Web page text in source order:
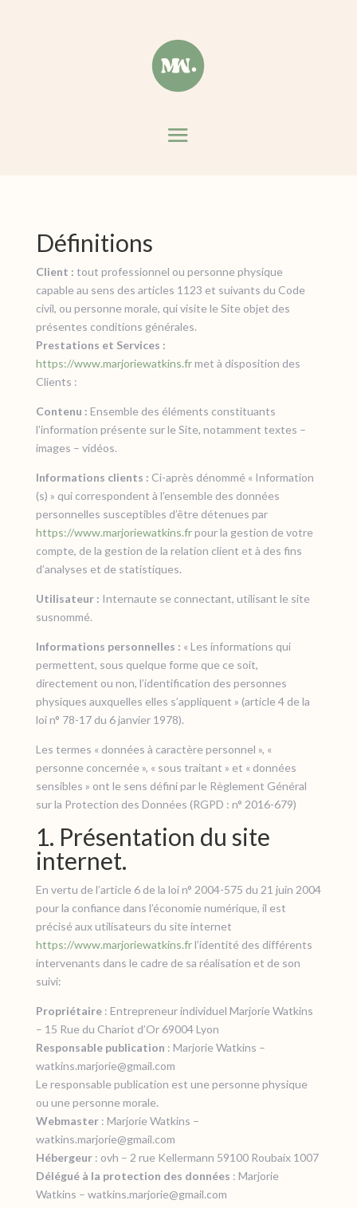
Définitions
Client : tout professionnel ou personne physique
capable au sens des articles 1123 et suivants du Code
civil, ou personne morale, qui visite le Site objet des
présentes conditions générales.
Prestations et Services :
https://www.marjoriewatkins.frmet à disposition des
Clients :
Contenu : Ensemble des éléments constituants
l’information présente sur le Site, notamment textes –
images – vidéos.
Informations clients : Ci-après dénommé « Information
(s) » qui correspondent à l’ensemble des données
personnelles susceptibles d’être détenues par
https://www.marjoriewatkins.frpour la gestion de votre
compte, de la gestion de la relation client et à des fins
d’analyses et de statistiques.
Utilisateur : Internaute se connectant, utilisant le site
susnommé.
Informations personnelles : « Les informations qui
permettent, sous quelque forme que ce soit,
directement ou non, l’identification des personnes
physiques auxquelles elles s’appliquent » (article 4 de la
loi n° 78-17 du 6 janvier 1978).
Les termes « données à caractère personnel », «
personne concernée », « sous traitant » et « données
sensibles » ont le sens défini par le Règlement Général
sur la Protection des Données (RGPD : n° 2016-679)
1. Présentation du site
internet.
En vertu de l’article 6 de la loi n° 2004-575 du 21 juin 2004
pour la confiance dans l’économie numérique, il est
précisé aux utilisateurs du site internet
https://www.marjoriewatkins.frl’identité des différents
intervenants dans le cadre de sa réalisation et de son
suivi:
Propriétaire: Entrepreneur individuel Marjorie Watkins
– 15 Rue du Chariot d’Or 69004 Lyon
Responsable publication : Marjorie Watkins –
watkins.marjorie@gmail.com
Le responsable publication est une personne physique
ou une personne morale.
Webmaster: Marjorie Watkins –
watkins.marjorie@gmail.com
Hébergeur: ovh – 2 rue Kellermann 59100 Roubaix 1007
Délégué à la protection des données : Marjorie
Watkins – watkins.marjorie@gmail.com